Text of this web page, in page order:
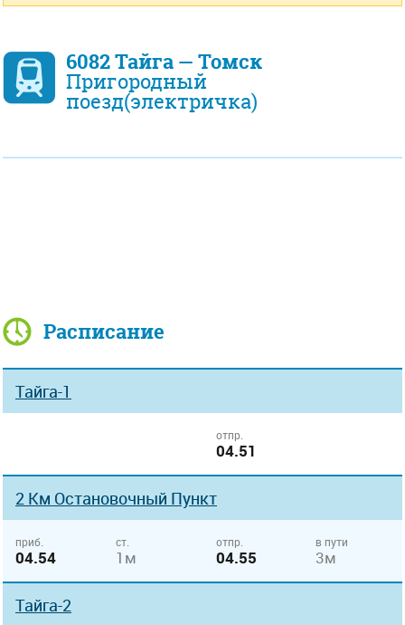
6082 Тайга — Томск
Пригородный
поезд(электричка)
Расписание
Тайга-1
отпр.
04.51
2 Км Остановочный Пункт
приб.
04.54
ст.
1м
отпр.
04.55
в пути
3м
Тайга-2